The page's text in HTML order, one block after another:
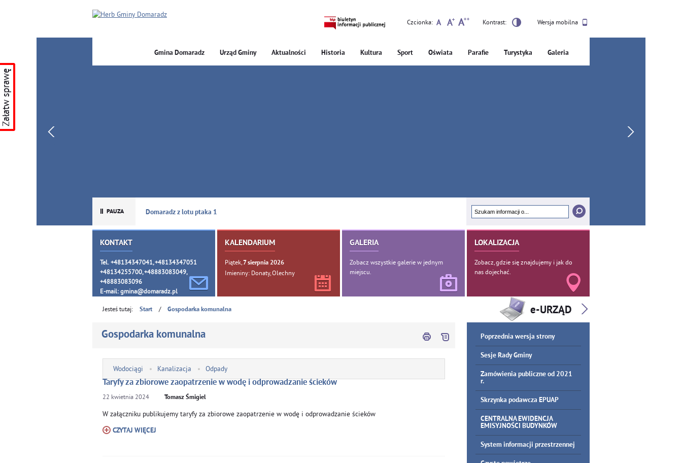
Wersja mobilna
Czcionka: Kontrast:
Gmina Domaradz Urząd Gminy Aktualności Historia Kultura Sport Oświata Parafie Turystyka Galeria
Domaradz z lotu ptaka 1
KONTAKT
Tel. +48134347041, +48134347051
+48134255700, +48883083049,
+48883083096
E-mail: gmina@domaradz.pl
KALENDARIUM
Piątek, 7sierpnia 2026
Imieniny: Donaty, Olechny
GALERIA
Zobacz wszystkie galerie w jednym
miejscu.
LOKALIZACJA
Zobacz, gdzie się znajdujemy i jak do
nas dojechać.
Załatw sprawę
Jesteś tutaj: Start / Gospodarka komunalna
Gospodarka komunalna
Wodociągi Kanalizacja Odpady
Taryfy za zbiorowe zaopatrzenie w wodę i odprowadzanie ścieków
22 kwietnia 2024 Tomasz Śmigiel
W załączniku publikujemy taryfy za zbiorowe zaopatrzenie w wodę i odprowadzanie ścieków
CZYTAJ WIĘCEJ
Poprzednia wersja strony
Sesje Rady Gminy
Zamówienia publiczne od 2021
r.
Skrzynka podawcza EPUAP
CENTRALNA EWIDENCJA
EMISYJNOŚCI BUDYNKÓW
System informacji przestrzennej